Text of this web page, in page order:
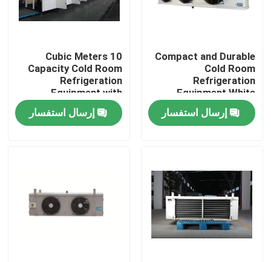
مراقبة الجودة
اتصل بنا
القضايا
اطلب عرض أسعار
Compact and Durable
Cold Room
Refrigeration
Equipment White
Option Max Water Out
Temp 60 Degree
إرسال استفسار
10 Cubic Meters
Capacity Cold Room
Refrigeration
Equipment with
Stainless Steel
Material and
220V/380V Voltage
إرسال استفسار